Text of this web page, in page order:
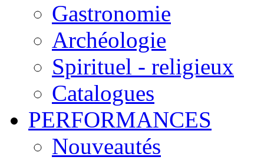
Gastronomie
Archéologie
Spirituel - religieux
Catalogues
PERFORMANCES
Nouveautés